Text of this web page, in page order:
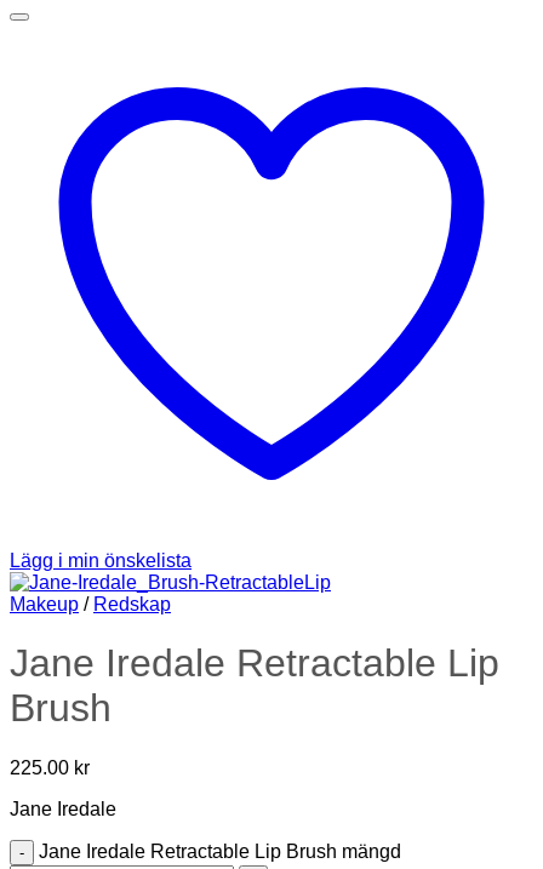
Lägg i min önskelista
Makeup / Redskap
Jane Iredale Retractable Lip
Brush
225.00 kr
Jane Iredale
Jane Iredale Retractable Lip Brush mängd